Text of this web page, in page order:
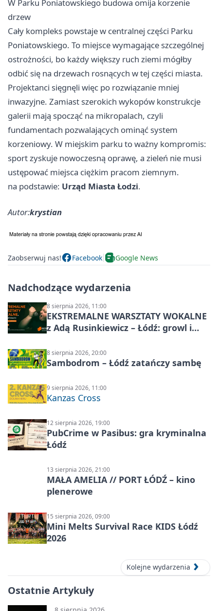
W Parku Poniatowskiego budowa omija korzenie
drzew
Cały kompleks powstaje w centralnej części Parku
Poniatowskiego. To miejsce wymagające szczególnej
ostrożności, bo każdy większy ruch ziemi mógłby
odbić się na drzewach rosnących w tej części miasta.
Projektanci sięgnęli więc po rozwiązanie mniej
inwazyjne. Zamiast szerokich wykopów konstrukcje
galerii mają spocząć na mikropalach, czyli
fundamentach pozwalających ominąć system
korzeniowy. W miejskim parku to ważny kompromis:
sport zyskuje nowoczesną oprawę, a zieleń nie musi
ustępować miejsca ciężkim pracom ziemnym.
na podstawie: Urząd Miasta Łodzi.
Autor:krystian
Zaobserwuj nas! Facebook Google News
Nadchodzące wydarzenia
8 sierpnia 2026, 11:00
EKSTREMALNE WARSZTATY WOKALNE
z Adą Rusinkiewicz – Łódź: growl i
8 sierpnia 2026, 20:00
Sambodrom – Łódź zatańczy sambę
9 sierpnia 2026, 11:00
Kanzas Cross
12 sierpnia 2026, 19:00
PubCrime w Pasibus: gra kryminalna
Łódź
13 sierpnia 2026, 21:00
MAŁA AMELIA // PORT ŁÓDŹ – kino
plenerowe
15 sierpnia 2026, 09:00
Mini Melts Survival Race KIDS Łódź
2026
Kolejne wydarzenia
Ostatnie Artykuły